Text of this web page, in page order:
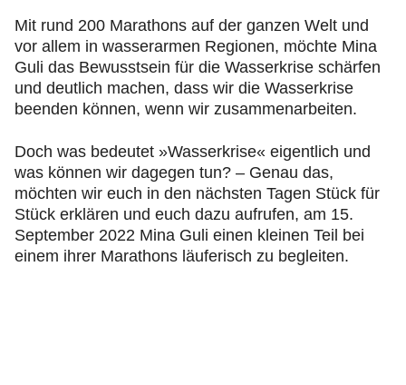
Mit rund 200 Marathons auf der ganzen Welt und
vor allem in wasserarmen Regionen, möchte Mina
Guli das Bewusstsein für die Wasserkrise schärfen
und deutlich machen, dass wir die Wasserkrise
beenden können, wenn wir zusammenarbeiten.
Doch was bedeutet »Wasserkrise« eigentlich und
was können wir dagegen tun? – Genau das,
möchten wir euch in den nächsten Tagen Stück für
Stück erklären und euch dazu aufrufen, am 15.
September 2022 Mina Guli einen kleinen Teil bei
einem ihrer Marathons läuferisch zu begleiten.